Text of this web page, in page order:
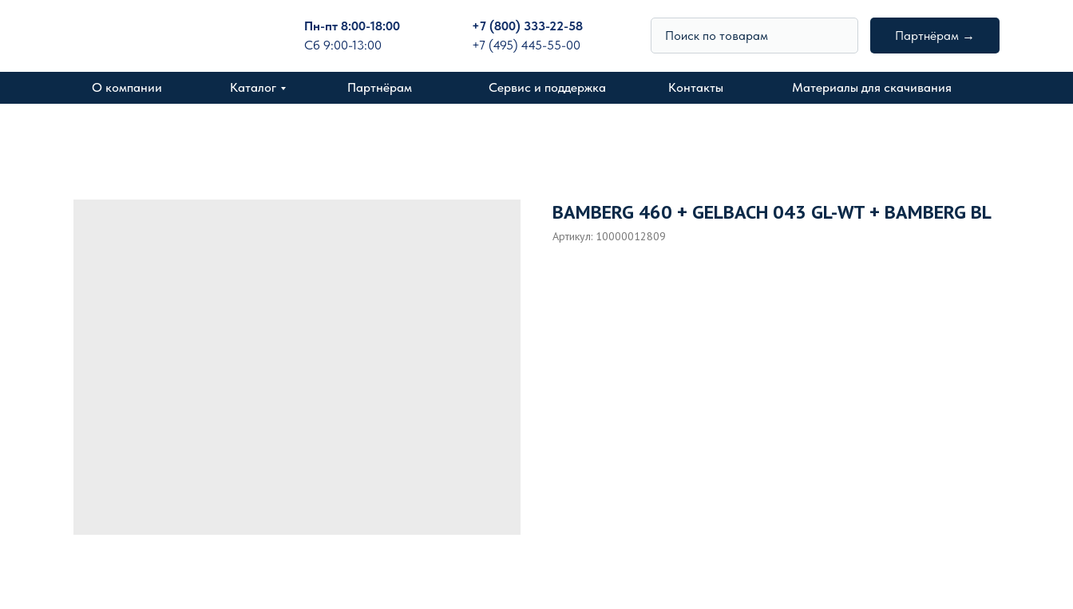
Партнёрам →
О компании Материалы для скачивания
Каталог Партнёрам Сервис и поддержка Контакты
Пн-пт 8:00-18:00
Сб 9:00-13:00
+7 (800) 333-22-58
+7 (495) 445-55-00
Поиск по товарам
BAMBERG 460 + GELBACH 043 GL-WT + BAMBERG BL
Артикул: 10000012809